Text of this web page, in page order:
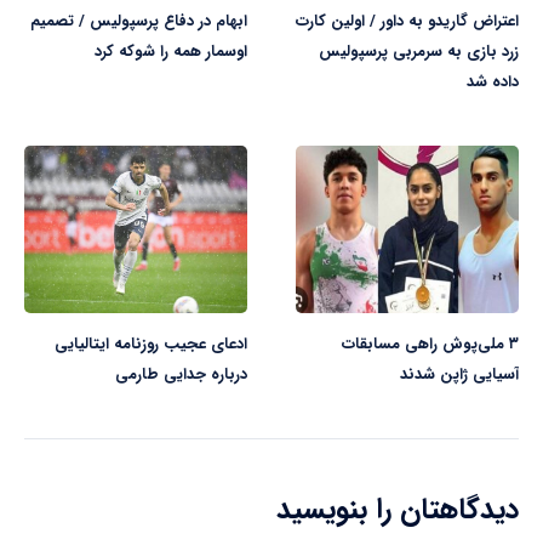
اعتراض گاریدو به داور / اولین کارت
زرد بازی به سرمربی پرسپولیس
داده شد
ابهام در دفاع پرسپولیس / تصمیم
اوسمار همه را شوکه کرد
۳ ملی‌پوش راهی مسابقات
آسیایی ژاپن شدند
ادعای عجیب روزنامه ایتالیایی
درباره جدایی طارمی
دیدگاهتان را بنویسید